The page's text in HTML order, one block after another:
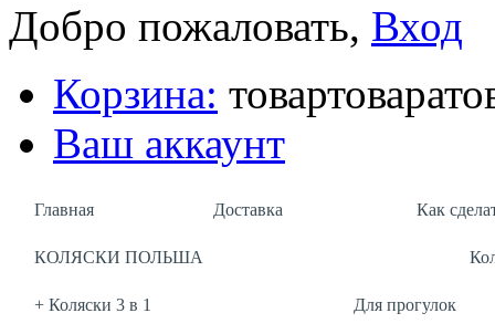
Добро пожаловать, Вход
Корзина: товартовара
Ваш аккаунт
Главная Доставка Как
КОЛЯСКИ ПОЛЬША
+ Коляски 3 в 1 Для прогулок